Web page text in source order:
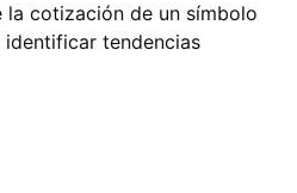
la cotización de un símbolo
tendencias